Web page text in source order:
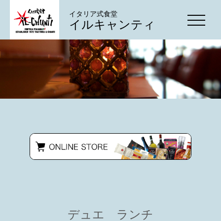
イタリア式食堂
イルキャンティ
デュエ ランチ